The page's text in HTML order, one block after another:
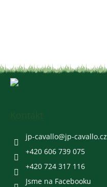
jp-cavallo@jp-cavallo.cz
+420 606 739 075
+420 724 317 116
Jsme na Facebooku